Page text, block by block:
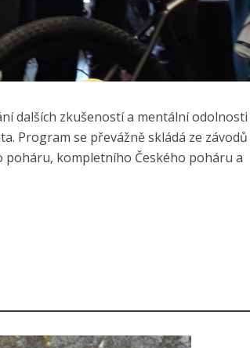
dalších zkušeností a mentální
Program se převážně skládá ze závodů
poháru, kompletního Českého poháru a